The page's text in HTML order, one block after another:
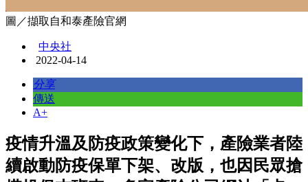
圖／擷取自和泰產險官網
中央社
2022-04-14
分享
傳送
A+
疫情升溫及防疫政策變化下，產險業者陸
續啟動防疫保單下架、改版，也因民眾搶